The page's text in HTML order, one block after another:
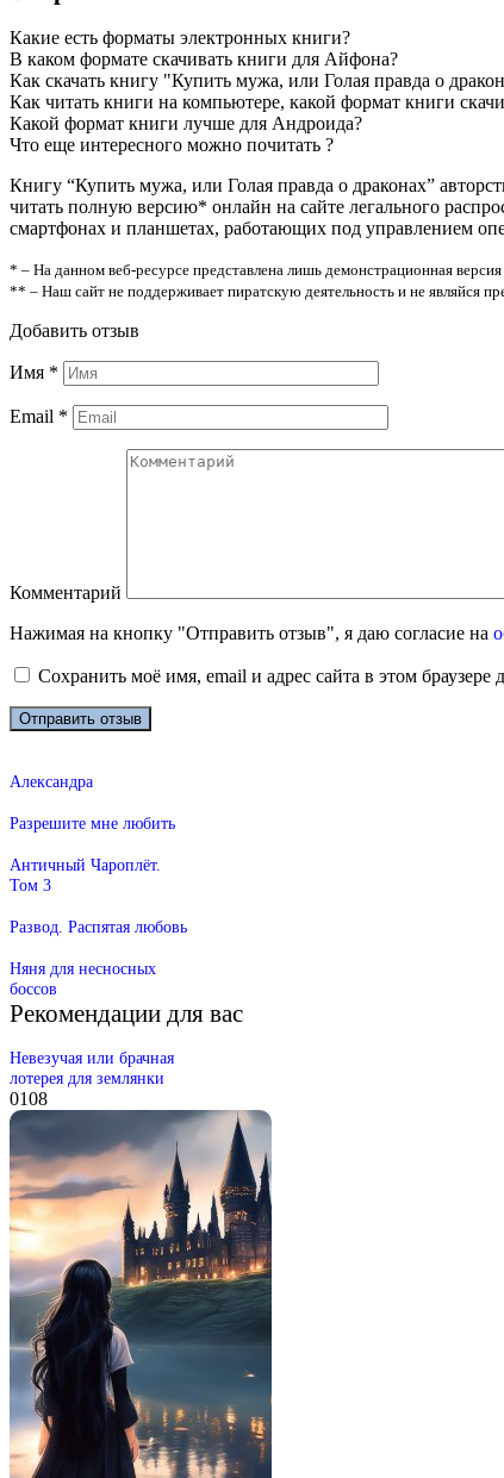
Какие есть форматы электронных книги?
В каком формате скачивать книги для Айфона?
Как скачать книгу "Купить мужа, или Голая правда о
Как читать книги на компьютере, какой формат книги
Какой формат книги лучше для Андроида?
Что еще интересного можно почитать ?
Книгу “Купить мужа, или Голая правда о драконах”
читать полную версию* онлайн на сайте легального
смартфонах и планшетах, работающих под управлением
* – На данном веб-ресурсе представлена лишь демонстрационная
** – Наш сайт не поддерживает пиратскую деятельность и не являйся
Добавить отзыв
Имя *
Email *
Комментарий
Нажимая на кнопку "Отправить отзыв", я даю согласие на
Сохранить моё имя, email и адрес сайта в этом
Александра
Разрешите мне любить
Античный Чароплёт.
Том 3
Развод. Распятая любовь
Няня для несносных
боссов
Рекомендации для вас
Невезучая или брачная
лотерея для землянки
0108